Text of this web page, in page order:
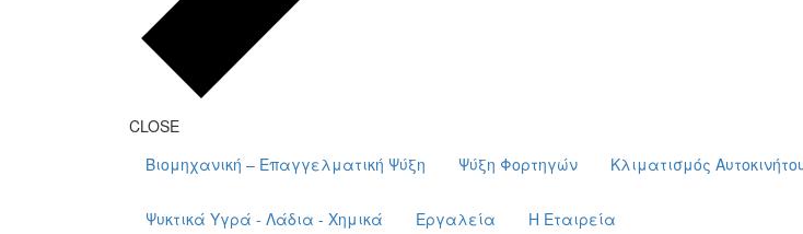
CLOSE
Βιομηχανική – Επαγγελματική Ψύξη
Ψύξη Φορτηγών Κλιματισμός
Ψυκτικά Υγρά - Λάδια - Χημικά Εργαλεία
Η Εταιρεία